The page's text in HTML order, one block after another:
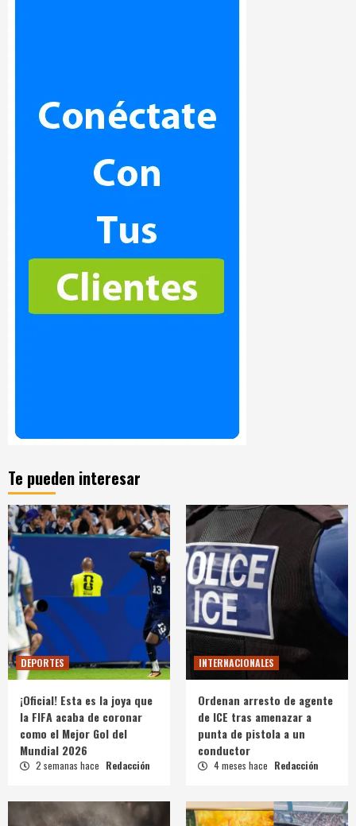
Te pueden interesar
DEPORTES
¡Oficial! Esta es la joya que
la FIFA acaba de coronar
como el Mejor Gol del
Mundial 2026
2 semanas hace Redacción
INTERNACIONALES
Ordenan arresto de agente
de ICE tras amenazar a
punta de pistola a un
conductor
4 meses hace Redacción